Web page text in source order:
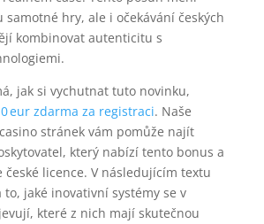
samotné hry, ale i očekávání českých
kombinovat autenticitu s
jak si vychutnat tuto novinku,
eur zdarma za registraci. Naše
stránek vám pomůže najít
který nabízí tento bonus a
české licence. V následujícím textu
to, jaké inovativní systémy se v
které z nich mají skutečnou